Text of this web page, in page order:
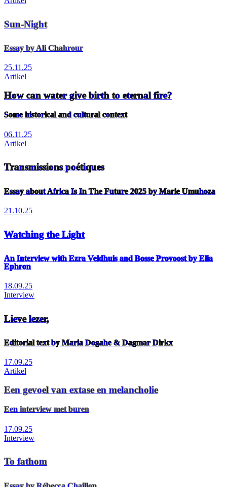
Sun-Night
Essay by Ali Chahrour
25.11.25
Artikel
How can water give birth to eternal fire?
Some historical and cultural context
06.11.25
Artikel
Transmissions poétiques
Essay about Africa Is In The Future 2025 by Marie Umuhoza
21.10.25
Watching the Light
An Interview with Ezra Veldhuis and Bosse Provoost by Elia
Ephron
18.09.25
Interview
Lieve lezer,
Editorial text by Maria Dogahe & Dagmar Dirkx
17.09.25
Artikel
Een gevoel van extase en melancholie
Een interview met buren
17.09.25
Interview
To fathom